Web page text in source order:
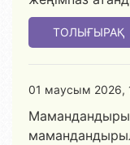
ТОЛЫҒЫРАҚ
01 маусым 2026,